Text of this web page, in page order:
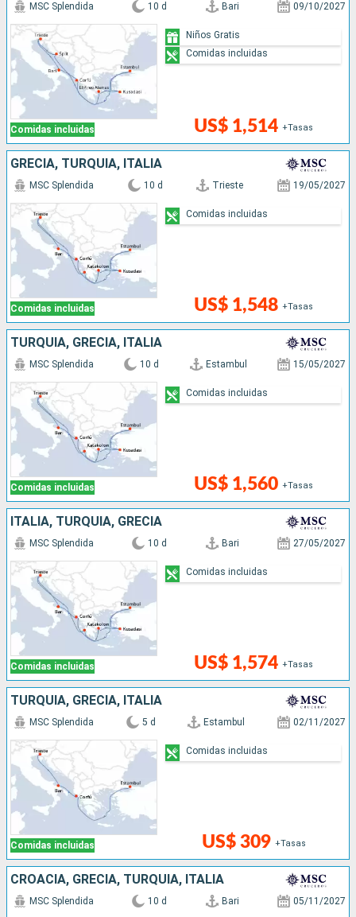
Comidas incluidas
MSC Splendida 10 d Bari 09/10/2027
US$ 1,514 +Tasas
Niños Gratis
Comidas incluidas
GRECIA, TURQUÍA, ITALIA
Comidas incluidas
MSC Splendida 10 d Trieste 19/05/2027
US$ 1,548 +Tasas
Comidas incluidas
TURQUÍA, GRECIA, ITALIA
Comidas incluidas
MSC Splendida 10 d Estambul 15/05/2027
US$ 1,560 +Tasas
Comidas incluidas
ITALIA, TURQUÍA, GRECIA
Comidas incluidas
MSC Splendida 10 d Bari 27/05/2027
US$ 1,574 +Tasas
Comidas incluidas
TURQUÍA, GRECIA, ITALIA
Comidas incluidas
MSC Splendida 5 d Estambul 02/11/2027
US$ 309 +Tasas
Comidas incluidas
CROACIA, GRECIA, TURQUÍA, ITALIA
MSC Splendida 10 d Bari 05/11/2027